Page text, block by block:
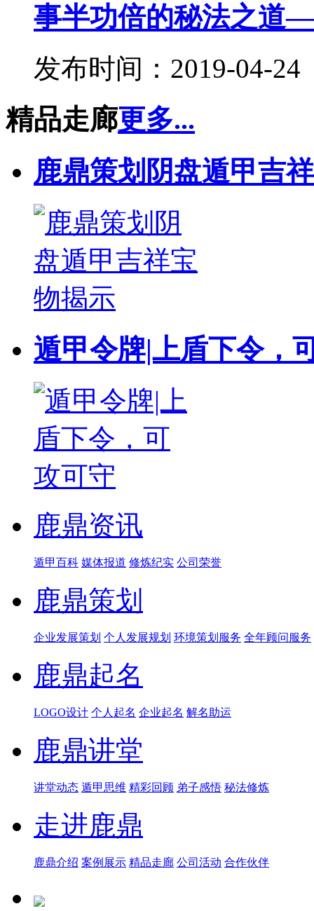
事半功倍的秘法之道
发布时间：2019-04-24
精品走廊更多...
鹿鼎策划阴盘遁甲吉
遁甲令牌|上盾下令，
鹿鼎资讯
遁甲百科 媒体报道 修炼纪实 公司荣誉
鹿鼎策划
企业发展策划 个人发展规划 环境策划服务 全年顾问服务
鹿鼎起名
LOGO设计 个人起名 企业起名 解名助运
鹿鼎讲堂
讲堂动态 遁甲思维 精彩回顾 弟子感悟 秘法修炼
走进鹿鼎
鹿鼎介绍 案例展示 精品走廊 公司活动 合作伙伴